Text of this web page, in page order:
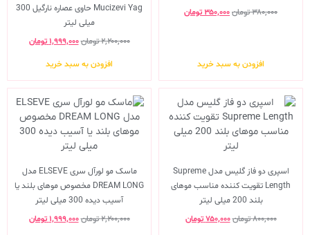
۳۸۰,۰۰۰تومان۳۵۰,۰۰۰تومان
افزودن به سبد خرید
Mucizevi Yag حاوی عصاره نارگیل 300
میلی لیتر
۲,۲۰۰,۰۰۰تومان۱,۹۹۹,۰۰۰ تومان
افزودن به سبد خرید
اسپری دو فاز گلیس مدل Supreme
Length تقویت کننده مناسب موهای
بلند 200 میلی لیتر
۸۰۰,۰۰۰تومان۷۵۰,۰۰۰ تومان
ماسک مو لورآل سری ELSEVE مدل
DREAM LONG مخصوص موهای بلند یا
آسیب دیده 300 میلی لیتر
۲,۲۰۰,۰۰۰تومان۱,۹۹۹,۰۰۰ تومان